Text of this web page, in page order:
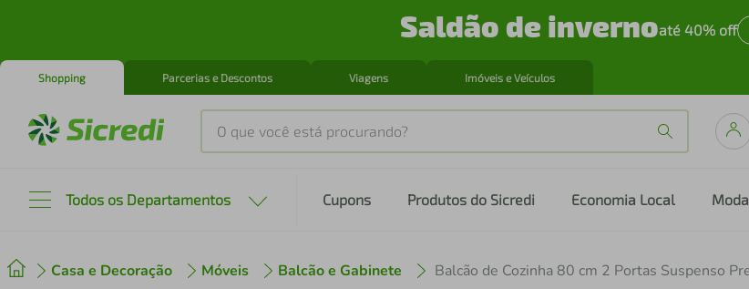
Saldão de invernoaté 40% off
Shopping Parcerias e Descontos Viagens Imóveis e Veículos
O que você está procurando?
Todos os Departamentos Cupons Produtos do Sicredi Economia Local Moda
Casa e Decoração Móveis Balcão e Gabinete
º cafeteira